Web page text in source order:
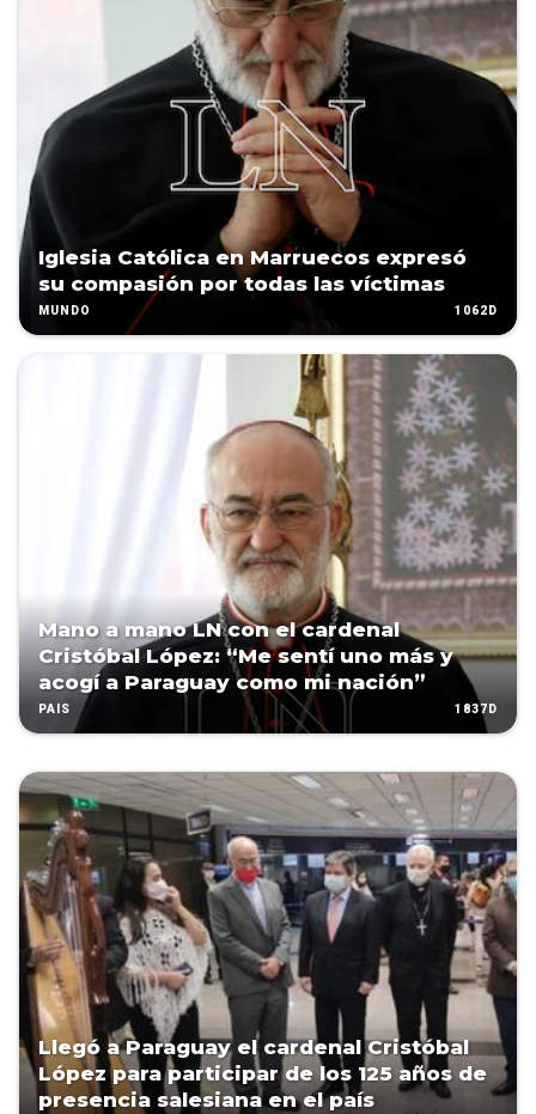
Iglesia Católica en Marruecos expresó
su compasión por todas las víctimas
MUNDO 1062D
Mano a mano LN con el cardenal
Cristóbal López: “Me sentí uno más y
acogí a Paraguay como mi nación”
PAÍS 1837D
Llegó a Paraguay el cardenal Cristóbal
López para participar de los 125 años de
presencia salesiana en el país